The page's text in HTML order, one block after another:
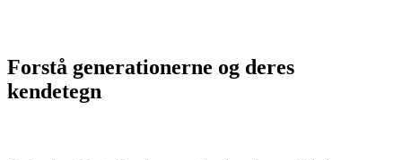
Forstå generationerne og deres
kendetegn